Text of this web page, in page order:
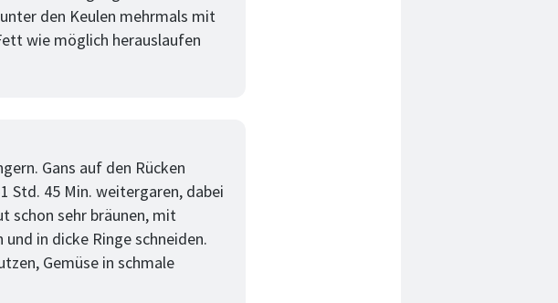
den Keulen mehrmals mit
wie möglich herauslaufen
Gans auf den Rücken
Std. 45 Min. weitergaren, dabei
schon sehr bräunen, mit
in dicke Ringe schneiden.
Gemüse in schmale